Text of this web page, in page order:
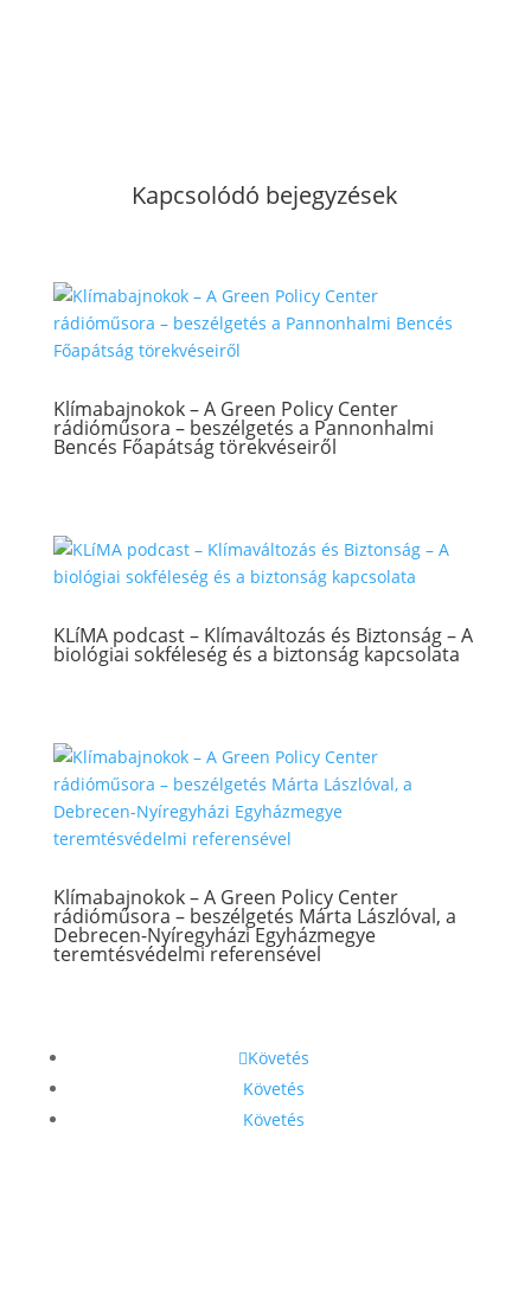
Kapcsolódó bejegyzések
Klímabajnokok – A Green Policy Center
rádióműsora – beszélgetés a Pannonhalmi
Bencés Főapátság törekvéseiről
KLíMA podcast – Klímaváltozás és Biztonság – A
biológiai sokféleség és a biztonság kapcsolata
Klímabajnokok – A Green Policy Center
rádióműsora – beszélgetés Márta Lászlóval, a
Debrecen-Nyíregyházi Egyházmegye
teremtésvédelmi referensével
Követés
Követés
Követés